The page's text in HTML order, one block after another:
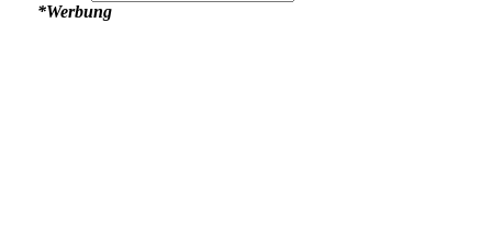
*Werbung